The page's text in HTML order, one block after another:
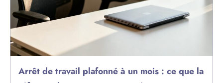
Arrêt de travail plafonné à un mois : ce que la